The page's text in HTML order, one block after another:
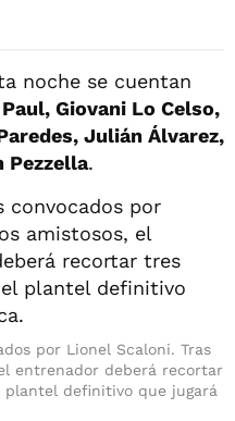
noche se cuentan
Giovani Lo Celso,
Julián Álvarez,
Pezzella.
por Lionel Scaloni. Tras
entrenador deberá recortar
definitivo que jugará